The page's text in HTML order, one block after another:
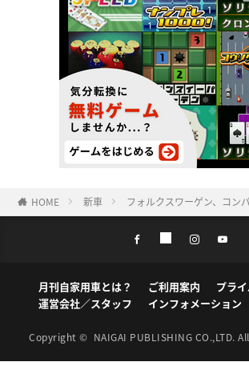
HOME 新車 フォルクスワーゲン、コン
月刊自家用車とは？ ご利用案内
プラ
運営会社／スタッフ
インフォメーション
Copyright © NAIGAI PUBLISHING CO.,LTD.